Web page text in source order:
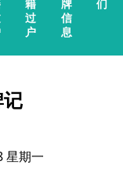
籍
过
户
牌
信
息
们
星期一